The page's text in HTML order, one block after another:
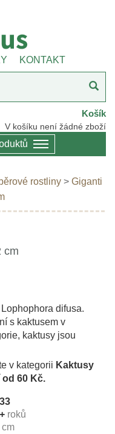
KONTAKT
Košík
V košíku není žádné zboží
rostliny > Giganti
cm
difusa.
s kaktusem v
kaktusy jsou
v kategorii Kaktusy
od 60 Kč.
roků
cm